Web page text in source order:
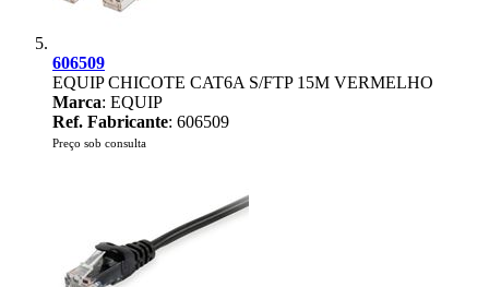
606509
EQUIP CHICOTE CAT6A S/FTP 15M VERMELHO
Marca: EQUIP
Ref. Fabricante: 606509
Preço sob consulta